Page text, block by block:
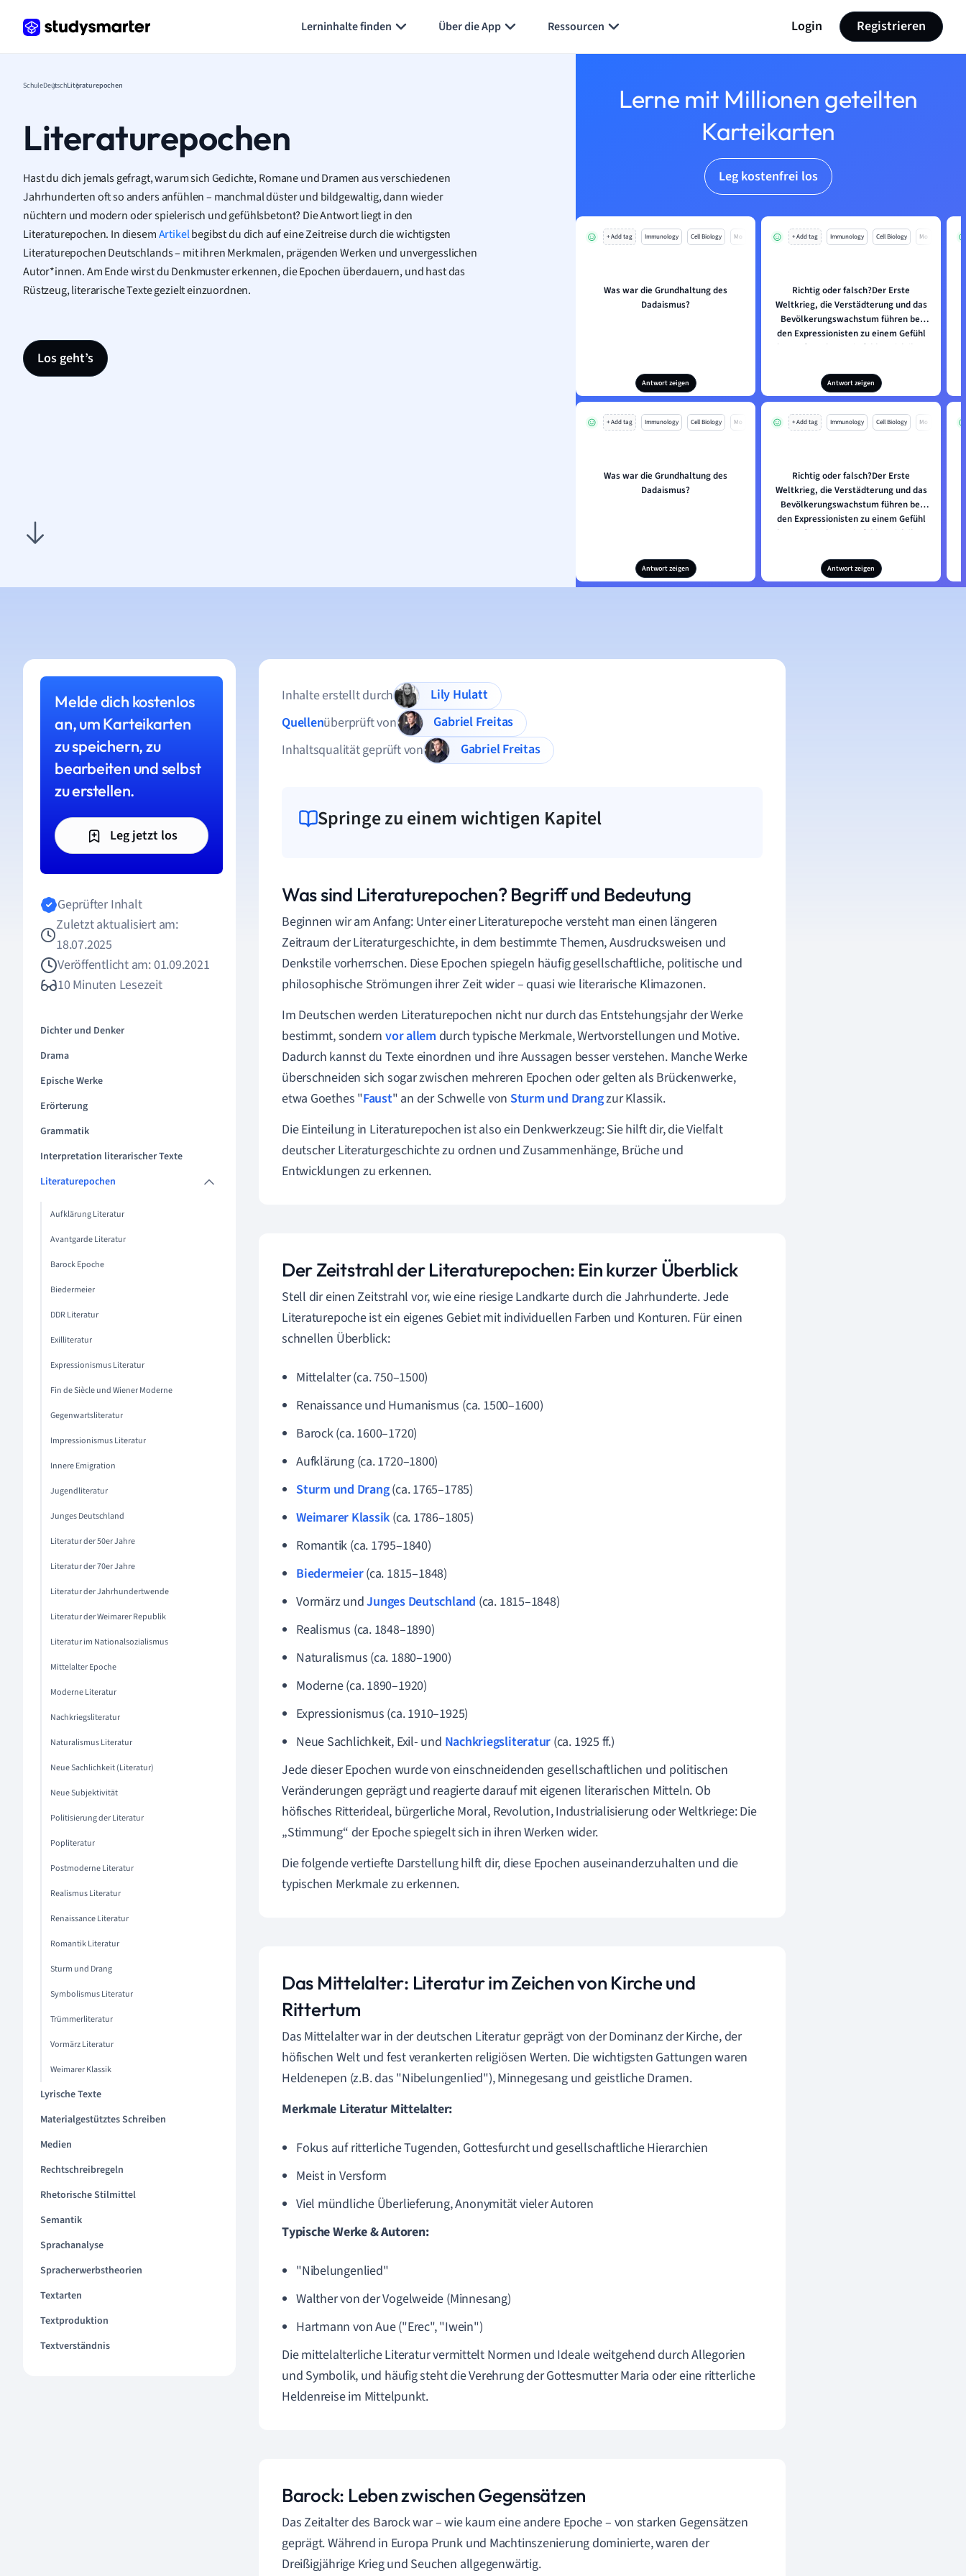
Lerninhalte finden Über die App Ressourcen Login Registrieren
SchuleDeutschLiteraturepochen
Literaturepochen
Hast du dich jemals gefragt, warum sich Gedichte, Romane und Dramen aus verschiedenen
Jahrhunderten oft so anders anfühlen – manchmal düster und bildgewaltig, dann wieder
nüchtern und modern oder spielerisch und gefühlsbetont? Die Antwort liegt in den
Literaturepochen. In diesemArtikelbegibst du dich auf eine Zeitreise durch die wichtigsten
Literaturepochen Deutschlands – mit ihren Merkmalen, prägenden Werken und unvergesslichen
Autor*innen. Am Ende wirst du Denkmuster erkennen, die Epochen überdauern, und hast das
Rüstzeug, literarische Texte gezielt einzuordnen.
Los geht’s
Lerne mit Millionen geteilten
Karteikarten
Leg kostenfrei los
+ Add tag Immunology Cell Biology Mo
Was war die Grundhaltung des
Dadaismus?
Antwort zeigen
+ Add tag Immunology Cell Biology Mo
Richtig oder falsch?Der Erste
Weltkrieg, die Verstädterung und das
Bevölkerungswachstum führen bei
den Expressionisten zu einem Gefühl
der Entfremdung. Sie fühlen sich ihrer
Zuflucht im Streben nach dem "neuen
Menschen".
Antwort zeigen
+ Add tag Immunology Cell Biology Mo
Was war die Grundhaltung des
Dadaismus?
Antwort zeigen
+ Add tag Immunology Cell Biology Mo
Richtig oder falsch?Der Erste
Weltkrieg, die Verstädterung und das
Bevölkerungswachstum führen bei
den Expressionisten zu einem Gefühl
der Entfremdung. Sie fühlen sich ihrer
Zuflucht im Streben nach dem "neuen
Menschen".
Antwort zeigen
Melde dich kostenlos
an, um Karteikarten
zu speichern, zu
bearbeiten und selbst
zu erstellen.
Leg jetzt los
Geprüfter Inhalt
Zuletzt aktualisiert am:
18.07.2025
Veröffentlicht am: 01.09.2021
10 Minuten Lesezeit
Dichter und Denker
Drama
Epische Werke
Erörterung
Grammatik
Interpretation literarischer Texte
Literaturepochen
Aufklärung Literatur
Avantgarde Literatur
Barock Epoche
Biedermeier
DDR Literatur
Exilliteratur
Expressionismus Literatur
Fin de Siècle und Wiener Moderne
Gegenwartsliteratur
Impressionismus Literatur
Innere Emigration
Jugendliteratur
Junges Deutschland
Literatur der 50er Jahre
Literatur der 70er Jahre
Literatur der Jahrhundertwende
Literatur der Weimarer Republik
Literatur im Nationalsozialismus
Mittelalter Epoche
Moderne Literatur
Nachkriegsliteratur
Naturalismus Literatur
Neue Sachlichkeit (Literatur)
Neue Subjektivität
Politisierung der Literatur
Popliteratur
Postmoderne Literatur
Realismus Literatur
Renaissance Literatur
Romantik Literatur
Sturm und Drang
Symbolismus Literatur
Trümmerliteratur
Vormärz Literatur
Weimarer Klassik
Lyrische Texte
Materialgestütztes Schreiben
Medien
Rechtschreibregeln
Rhetorische Stilmittel
Semantik
Sprachanalyse
Spracherwerbstheorien
Textarten
Textproduktion
Textverständnis
Inhalte erstellt durch
Lily Hulatt
Quellenüberprüft von
Gabriel Freitas
Inhaltsqualität geprüft von
Gabriel Freitas
Springe zu einem wichtigen Kapitel
Was sind Literaturepochen? Begriff und Bedeutung
Beginnen wir am Anfang: Unter einer Literaturepoche versteht man einen längeren
Zeitraum der Literaturgeschichte, in dem bestimmte Themen, Ausdrucksweisen und
Denkstile vorherrschen. Diese Epochen spiegeln häufig gesellschaftliche, politische und
philosophische Strömungen ihrer Zeit wider – quasi wie literarische Klimazonen.
Im Deutschen werden Literaturepochen nicht nur durch das Entstehungsjahr der Werke
bestimmt, sondernvor allem durch typische Merkmale, Wertvorstellungen und Motive.
Dadurch kannst du Texte einordnen und ihre Aussagen besser verstehen. Manche Werke
überschneiden sich sogar zwischen mehreren Epochen oder gelten als Brückenwerke,
etwa Goethes "Faust" an der Schwelle von Sturm und Drangzur Klassik.
Die Einteilung in Literaturepochen ist also ein Denkwerkzeug: Sie hilft dir, die Vielfalt
deutscher Literaturgeschichte zu ordnen und Zusammenhänge, Brüche und
Entwicklungen zu erkennen.
Der Zeitstrahl der Literaturepochen: Ein kurzer Überblick
Stell dir einen Zeitstrahl vor, wie eine riesige Landkarte durch die Jahrhunderte. Jede
Literaturepoche ist ein eigenes Gebiet mit individuellen Farben und Konturen. Für einen
schnellen Überblick:
Mittelalter (ca. 750–1500)
Renaissance und Humanismus (ca. 1500–1600)
Barock (ca. 1600–1720)
Aufklärung (ca. 1720–1800)
Sturm und Drang(ca. 1765–1785)
Weimarer Klassik (ca. 1786–1805)
Romantik (ca. 1795–1840)
Biedermeier(ca. 1815–1848)
Vormärz undJunges Deutschland (ca. 1815–1848)
Realismus (ca. 1848–1890)
Naturalismus (ca. 1880–1900)
Moderne (ca. 1890–1920)
Expressionismus (ca. 1910–1925)
Neue Sachlichkeit, Exil- und Nachkriegsliteratur (ca. 1925 ff.)
Jede dieser Epochen wurde von einschneidenden gesellschaftlichen und politischen
Veränderungen geprägt und reagierte darauf mit eigenen literarischen Mitteln. Ob
höfisches Ritterideal, bürgerliche Moral, Revolution, Industrialisierung oder Weltkriege: Die
„Stimmung“ der Epoche spiegelt sich in ihren Werken wider.
Die folgende vertiefte Darstellung hilft dir, diese Epochen auseinanderzuhalten und die
typischen Merkmale zu erkennen.
Das Mittelalter: Literatur im Zeichen von Kirche und
Rittertum
Das Mittelalter war in der deutschen Literatur geprägt von der Dominanz der Kirche, der
höfischen Welt und fest verankerten religiösen Werten. Die wichtigsten Gattungen waren
Heldenepen (z.B. das "Nibelungenlied"), Minnegesang und geistliche Dramen.
Merkmale Literatur Mittelalter:
Fokus auf ritterliche Tugenden, Gottesfurcht und gesellschaftliche Hierarchien
Meist in Versform
Viel mündliche Überlieferung, Anonymität vieler Autoren
Typische Werke & Autoren:
"Nibelungenlied"
Walther von der Vogelweide (Minnesang)
Hartmann von Aue ("Erec", "Iwein")
Die mittelalterliche Literatur vermittelt Normen und Ideale weitgehend durch Allegorien
und Symbolik, und häufig steht die Verehrung der Gottesmutter Maria oder eine ritterliche
Heldenreise im Mittelpunkt.
Barock: Leben zwischen Gegensätzen
Das Zeitalter des Barock war – wie kaum eine andere Epoche – von starken Gegensätzen
geprägt. Während in Europa Prunk und Machtinszenierung dominierte, waren der
Dreißigjährige Krieg und Seuchen allgegenwärtig.